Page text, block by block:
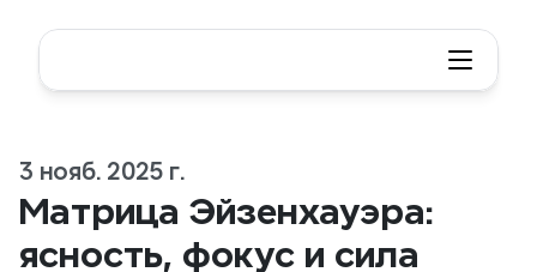
3 нояб. 2025 г.
Матрица Эйзенхауэра:
ясность, фокус и сила